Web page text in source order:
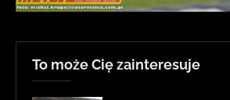
To może Cię zainteresuje